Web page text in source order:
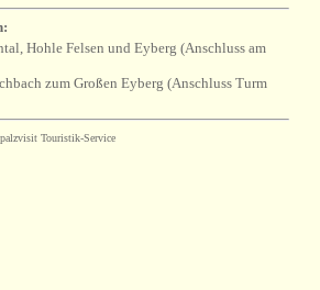
Hohle Felsen und Eyberg (Anschluss am
zum Großen Eyberg (Anschluss Turm
Touristik-Service